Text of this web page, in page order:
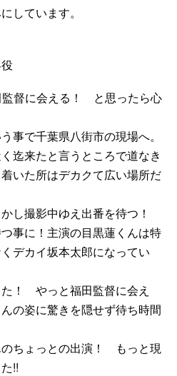
しています。
督に会える！ と思ったら心
事で千葉県八街市の現場へ。
迄来たと言うところで道なき
いた所はデカクて広い場所だ
し撮影中ゆえ出番を待つ！
事に！主演の目黒蓮くんは特
デカイ坂本太郎になってい
！ やっと福田監督に会え
の姿に驚きを隠せず待ち時間
のちょっとの出演！ もっと現
!!